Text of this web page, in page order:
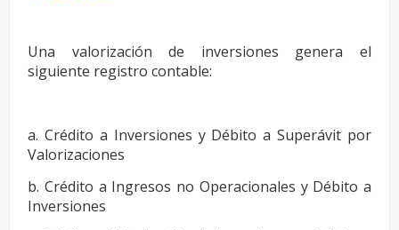
Una valorización de inversiones genera el
siguiente registro contable:
a. Crédito a Inversiones y Débito a Superávit por
Valorizaciones
b. Crédito a Ingresos no Operacionales y Débito a
Inversiones